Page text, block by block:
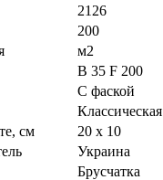
2126
200
м2
В 35 F 200
С фаской
Классическая
см
20 х 10
Украина
Брусчатка